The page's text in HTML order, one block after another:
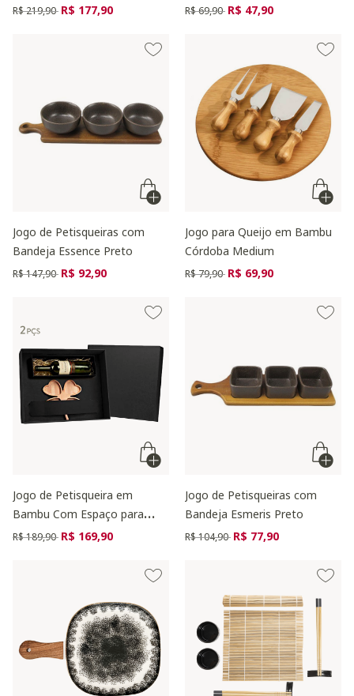
Preço reduzido de
R$ 219,90 para
R$ 177,90 Preço reduzido de
R$ 69,90 para
R$ 47,90
Jogo de Petisqueiras com
Bandeja Essence Preto
Preço reduzido de
R$ 147,90 para
R$ 92,90
Jogo para Queijo em Bambu
Córdoba Medium
Preço reduzido de
R$ 79,90 para
R$ 69,90
Jogo de Petisqueira em
Bambu Com Espaço para
Garrafa Villa
Preço reduzido de
R$ 189,90 para
R$ 169,90
Jogo de Petisqueiras com
Bandeja Esmeris Preto
Preço reduzido de
R$ 104,90 para
R$ 77,90